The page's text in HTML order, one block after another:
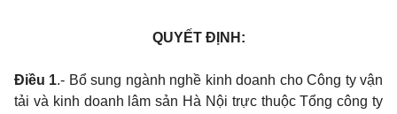
QUYẾT ĐỊNH:
Điều 1.- Bổ sung ngành nghề kinh doanh cho Công ty vận
tải và kinh doanh lâm sản Hà Nội trực thuộc Tổng công ty